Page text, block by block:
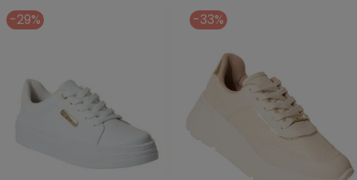
-29% -33%